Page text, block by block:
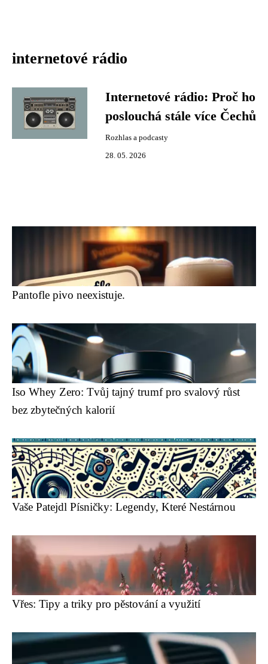
internetové rádio
Internetové rádio: Proč ho
poslouchá stále více Čechů
Rozhlas a podcasty
28. 05. 2026
Pantofle pivo neexistuje.
Iso Whey Zero: Tvůj tajný trumf pro svalový růst
bez zbytečných kalorií
Vaše Patejdl Písničky: Legendy, Které Nestárnou
Vřes: Tipy a triky pro pěstování a využití